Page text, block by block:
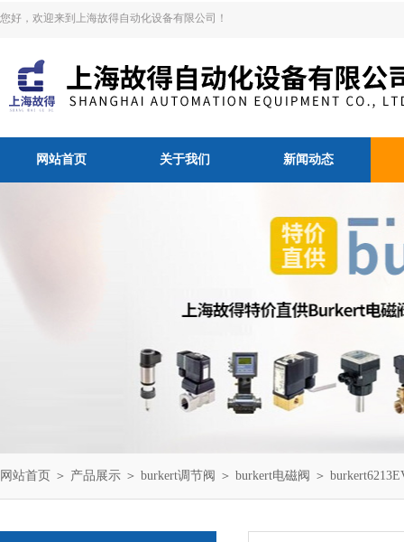
您好，欢迎来到上海故得自动化设备有限公司！
网站首页 关于我们 新闻动态
网站首页 ＞ 产品展示 ＞ burkert调节阀 ＞ burkert电磁阀 ＞